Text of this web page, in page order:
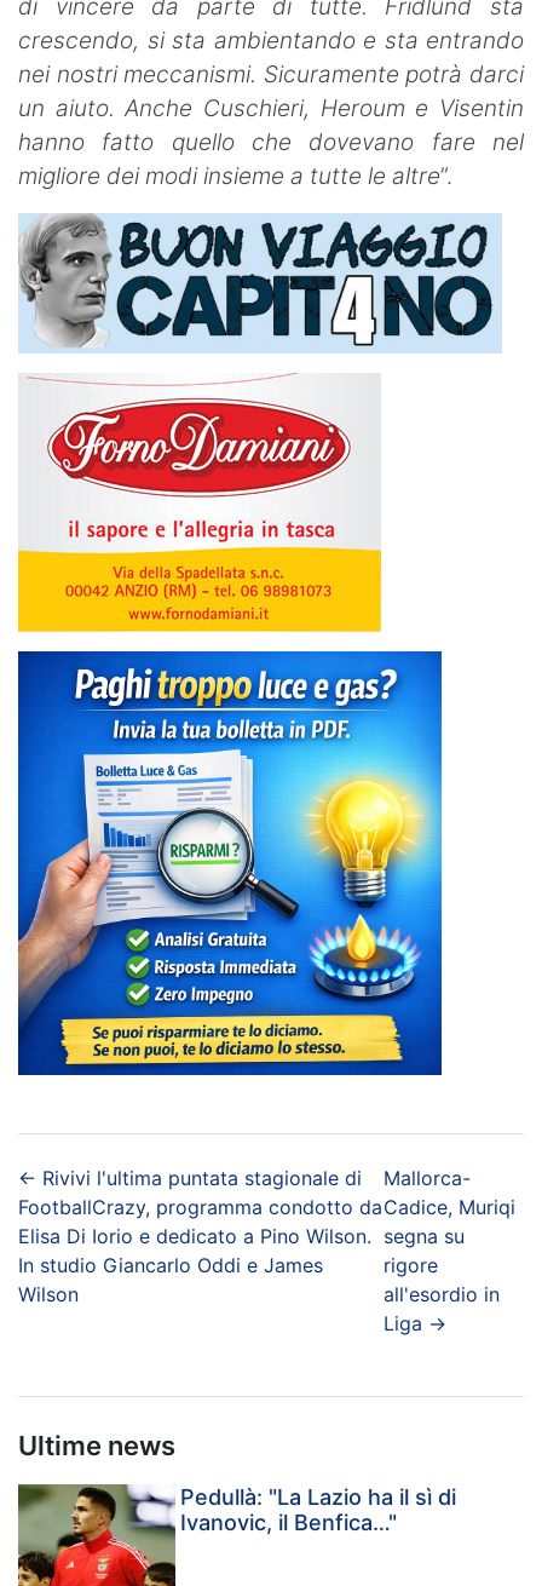
di vincere da parte di tutte. Fridlund sta
crescendo, si sta ambientando e sta entrando
nei nostri meccanismi. Sicuramente potrà darci
un aiuto. Anche Cuschieri, Heroum e Visentin
hanno fatto quello che dovevano fare nel
migliore dei modi insieme a tutte le altre”.
← Rivivi l'ultima puntata stagionale di
FootballCrazy, programma condotto da
Elisa Di Iorio e dedicato a Pino Wilson.
In studio Giancarlo Oddi e James
Wilson
Mallorca-
Cadice, Muriqi
segna su
rigore
all'esordio in
Liga →
Ultime news
Pedullà: "La Lazio ha il sì di
Ivanovic, il Benfica…"